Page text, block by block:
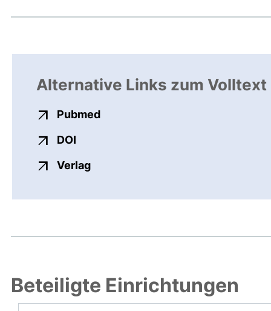
Alternative Links zum Volltext
Pubmedexterner Link, öffnet neues
DOI
Verlagexterner Link, öffnet neues
Beteiligte Einrichtungen